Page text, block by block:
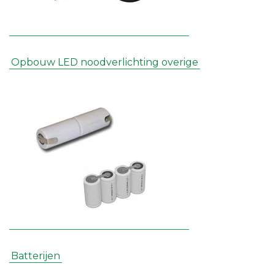
Opbouw LED noodverlichting overige
Batterijen